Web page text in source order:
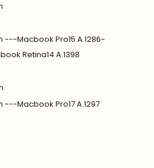
---Macbook Pro15 A.1286-
Retina14 A.1398
---Macbook Pro17 A.1297